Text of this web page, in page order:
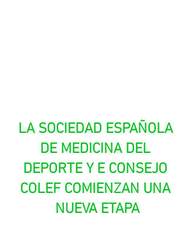
LA SOCIEDAD ESPAÑOLA
DE MEDICINA DEL
DEPORTE Y E CONSEJO
COLEF COMIENZAN UNA
NUEVA ETAPA